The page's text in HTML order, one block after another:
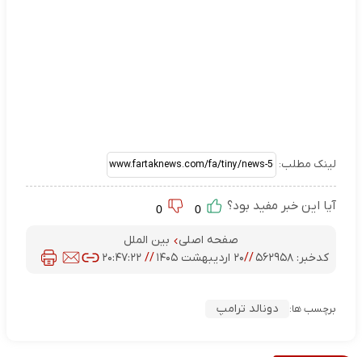
لینک مطلب:
آیا این خبر مفید بود؟
صفحه اصلی
بین الملل
کدخبر:۵۶۲۹۵۸ //۲۰ اردیبهشت ۱۴۰۵ //۲۰:۴۷:۲۲
برچسب ها: دونالد ترامپ